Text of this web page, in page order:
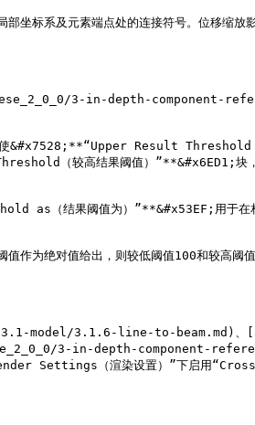
标系及元素端点处的连接符号。位移缩放
3-in-depth-component-
彩。使&#x7528;**“Upper Result Threshold
（较高结果阈值）”**&#x6ED1;块，
as（结果阈值为）”**&#x53EF;用于在
作为绝对值给出，则较低阈值100和较高阈
3.1-model/3.1.6-line-to-beam.md)
3-in-depth-component-
Settings（渲染设置）”下启用